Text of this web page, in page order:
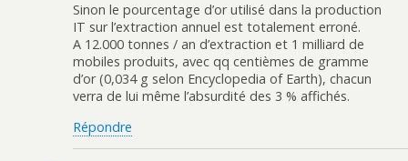
Sinon le pourcentage d’or utilisé dans la production
IT sur l’extraction annuel est totalement erroné.
A 12.000 tonnes / an d’extraction et 1 milliard de
mobiles produits, avec qq centièmes de gramme
d’or (0,034 g selon Encyclopedia of Earth), chacun
verra de lui même l’absurdité des 3 % affichés.
Répondre